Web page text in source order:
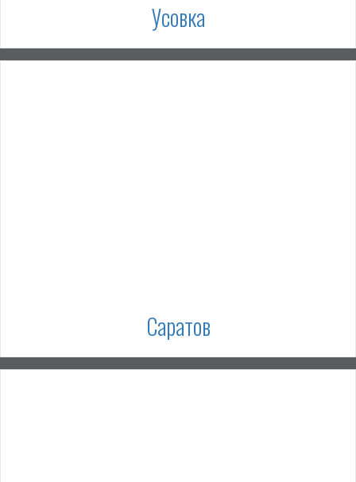
Усовка
Саратов